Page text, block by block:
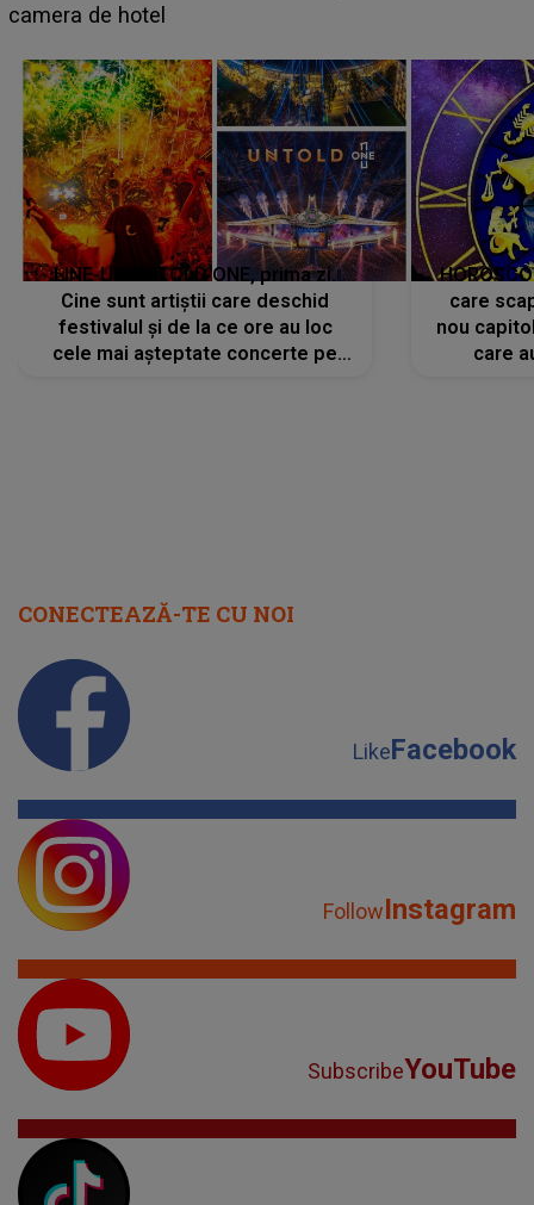
faptului împlinit, A RECUNOSCUT IMEDIAT: "Am
LINE-UP UNTOLD ONE, prima zi.
Cine sunt artiștii care deschid
festivalul și de la ce ore au loc
cele mai așteptate concerte pe
care
nou
care
CONECTEAZĂ-TE CU NOI
LikeFacebook
FollowInstagram
SubscribeYouTube